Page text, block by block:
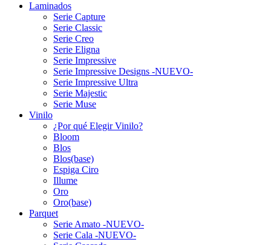
Laminados
Serie Capture
Serie Classic
Serie Creo
Serie Eligna
Serie Impressive
Serie Impressive Designs -NUEVO-
Serie Impressive Ultra
Serie Majestic
Serie Muse
Vinilo
¿Por qué Elegir Vinilo?
Bloom
Blos
Blos(base)
Espiga Ciro
Illume
Oro
Oro(base)
Parquet
Serie Amato -NUEVO-
Serie Cala -NUEVO-